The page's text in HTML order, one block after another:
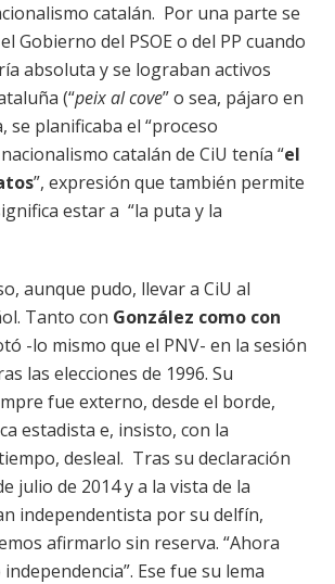
catalán. Por una parte se
Gobierno del PSOE o del PP cuando
absoluta y se lograban activos
(“peix al cove” o sea, pájaro en
se planificaba el “proceso
catalán de CiU tenía “el
”, expresión que también permite
estar a “la puta y la
aunque pudo, llevar a CiU al
Tanto con González como con
-lo mismo que el PNV- en la sesión
las elecciones de 1996. Su
fue externo, desde el borde,
estadista e, insisto, con la
desleal. Tras su declaración
julio de 2014 y a la vista de la
independentista por su delfín,
afirmarlo sin reserva. “Ahora
Ese fue su lema